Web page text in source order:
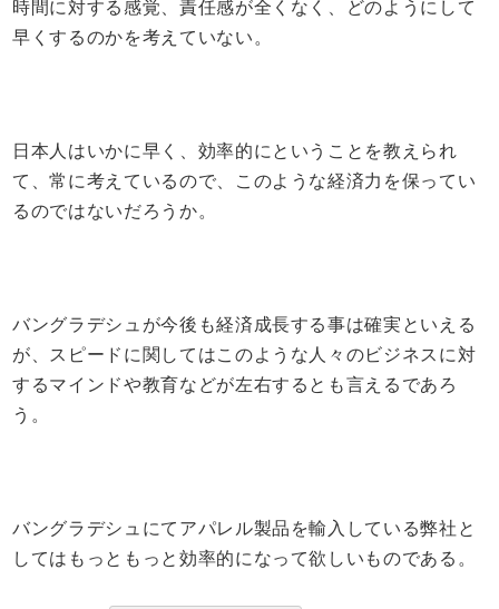
時間に対する感覚、責任感が全くなく、どのようにして
早くするのかを考えていない。
日本人はいかに早く、効率的にということを教えられ
て、常に考えているので、このような経済力を保ってい
るのではないだろうか。
バングラデシュが今後も経済成長する事は確実といえる
が、スピードに関してはこのような人々のビジネスに対
するマインドや教育などが左右するとも言えるであろ
う。
バングラデシュにてアパレル製品を輸入している弊社と
してはもっともっと効率的になって欲しいものである。